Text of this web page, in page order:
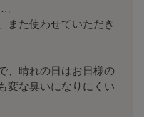
また使わせていただき
、晴れの日はお日様の
変な臭いになりにくい